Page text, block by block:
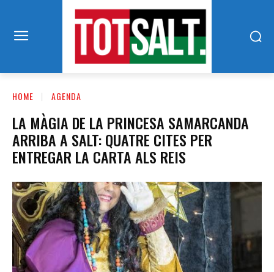
HOME AGENDA
LA MÀGIA DE LA PRINCESA SAMARCANDA
ARRIBA A SALT: QUATRE CITES PER
ENTREGAR LA CARTA ALS REIS